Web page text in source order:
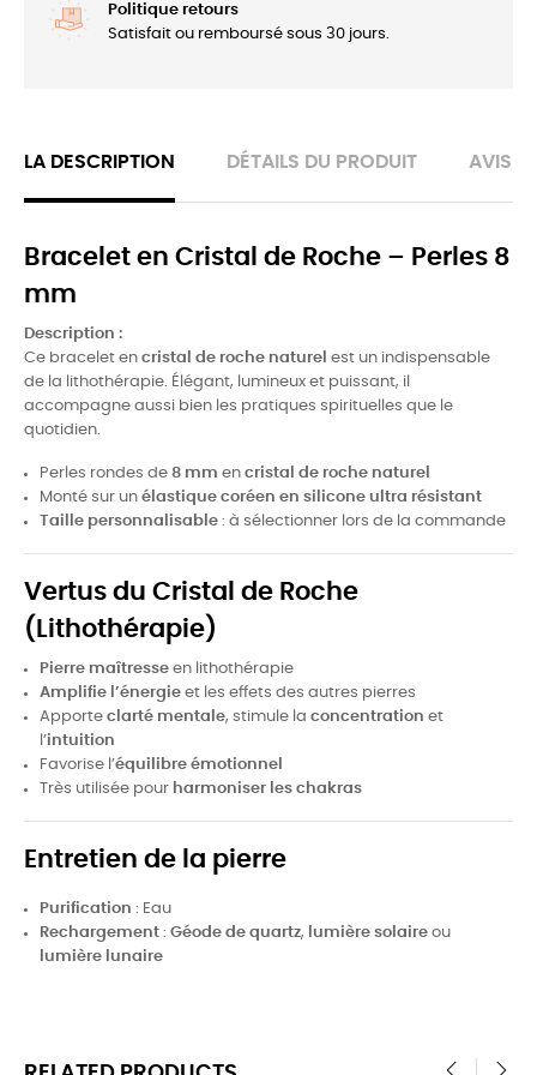
Politique retours
Satisfait ou remboursé sous 30 jours.
LA DESCRIPTION DÉTAILS DU PRODUIT AVIS
Bracelet en Cristal de Roche – Perles 8
mm
Description :
Ce bracelet en cristal de roche naturel est un indispensable
de la lithothérapie. Élégant, lumineux et puissant, il
accompagne aussi bien les pratiques spirituelles que le
quotidien.
Perles rondes de 8 mm en cristal de roche naturel
Monté sur un élastique coréen en silicone ultra résistant
Taille personnalisable : à sélectionner lors de la commande
Vertus du Cristal de Roche
(Lithothérapie)
Pierre maîtresse en lithothérapie
Amplifie l’énergie et les effets des autres pierres
Apporte clarté mentale, stimule la concentration et
l’intuition
Favorise l’équilibre émotionnel
Très utilisée pour harmoniser les chakras
Entretien de la pierre
Purification : Eau
Rechargement : Géode de quartz, lumière solaire ou
lumière lunaire